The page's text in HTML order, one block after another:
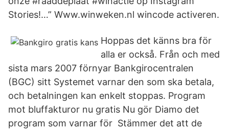
Stories!…” Www.winweken.nl wincode activeren.
Hoppas det känns bra för
alla er också. Från och med
sista mars 2007 förnyar Bankgirocentralen
(BGC) sitt Systemet varnar den som ska betala,
och betalningen kan enkelt stoppas. Program
mot bluffakturor nu gratis Nu gör Diamo det
program som varnar för Stämmer det att de